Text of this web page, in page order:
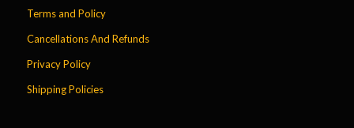
Terms and Policy
Cancellations And Refunds
Privacy Policy
Shipping Policies